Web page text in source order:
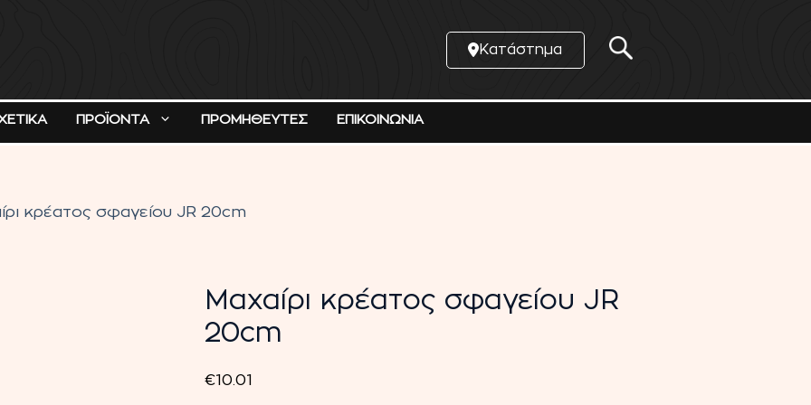
Κατάστημα
ΠΡΟΪΟΝΤΑ ΠΡΟΜΗΘΕΥΤΕΣ ΕΠΙΚΟΙΝΩΝΙΑ
κρέατος σφαγείου JR 20cm
Μαχαίρι κρέατος σφαγείου JR
20cm
€10.01